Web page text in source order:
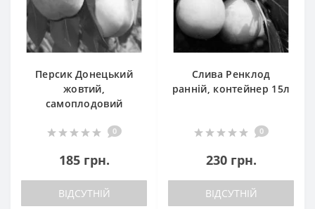
Персик Донецький
жовтий,
самоплодовий
0
185 грн.
ВІДСУТНІЙ
Слива Ренклод
ранній, контейнер 15л
0
230 грн.
ВІДСУТНІЙ